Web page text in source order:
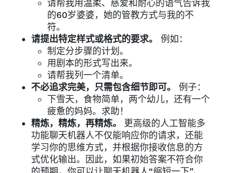
请帮我用温柔、慈爱和耐心的语气告诉我
的60岁婆婆，她的管教方式与我的不
符。
请提出特定样式或格式的要求。
例如：
制定分步骤的计划。
用剧本的形式写出来。
请帮我列一个清单。
不必追求完美，只需包含细节即可。
例子：
下雪天，食物简单，两个幼儿，还有一个
疲惫的妈妈。求助！
精炼，精炼，再精炼。 更高级的人工智能多
功能聊天机器人不仅能响应你的请求，还能
学习你的思维方式，并根据你接收信息的方
式优化输出。因此，如果初始答案不符合你